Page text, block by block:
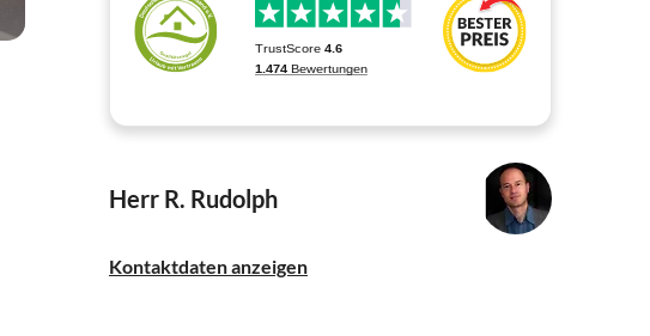
Herr R. Rudolph
Kontaktdaten anzeigen